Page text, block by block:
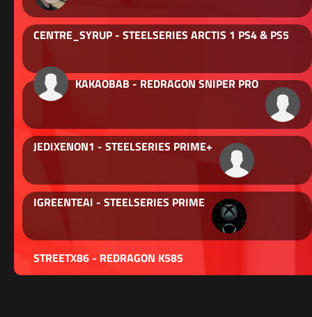
CENTRE_SYRUP - STEELSERIES ARCTIS 1 PS4 & PS5
KAKAOBAB - REDRAGON SNIPER PRO
JEDIXENON1 - STEELSERIES PRIME+
IGREENTEAI - STEELSERIES PRIME
STREETX86 - REDRAGON K585